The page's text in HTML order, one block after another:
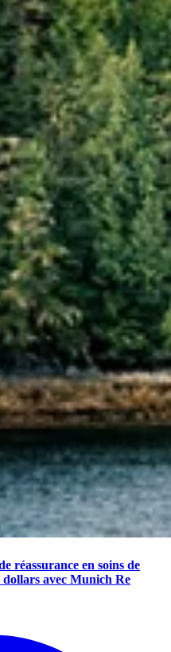
réassurance en soins de
avec Munich Re